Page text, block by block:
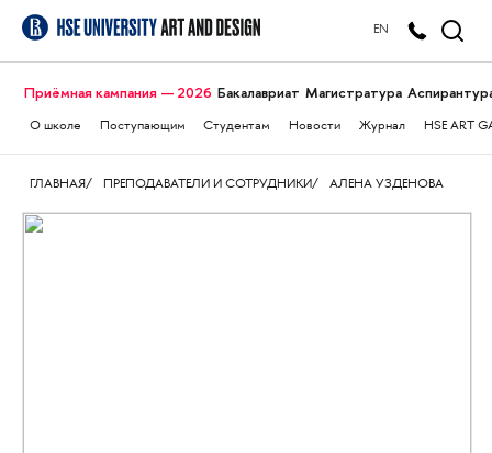
EN
Приёмная кампания — 2026 Бакалавриат Магистратура
О школе Поступающим Студентам Новости Журнал HSE ART
ГЛАВНАЯ ПРЕПОДАВАТЕЛИ И СОТРУДНИКИ АЛЕНА УЗДЕНОВА